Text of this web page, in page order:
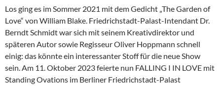
Los ging es im Sommer 2021 mit dem Gedicht „The Garden of
Love“ von William Blake. Friedrichstadt-Palast-Intendant Dr.
Berndt Schmidt war sich mit seinem Kreativdirektor und
späteren Autor sowie Regisseur Oliver Hoppmann schnell
einig: das könnte ein interessanter Stoff für die neue Show
sein. Am 11. Oktober 2023 feierte nun FALLING I IN LOVE mit
Standing Ovations im Berliner Friedrichstadt-Palast